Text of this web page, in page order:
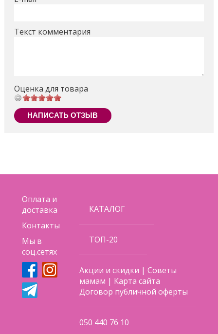
Текст комментария
Оценка для товара
НАПИСАТЬ ОТЗЫВ
Оплата и
доставка
Контакты
Мы в
соц.сетях
КАТАЛОГ
ТОП-20
Акции и скидки |Советы
мамам | Карта сайта
Договор публичной оферты
050 440 76 10